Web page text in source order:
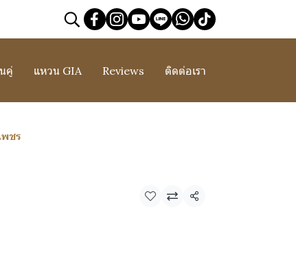
คู่ แหวน GIA Reviews ติดต่อเรา
พชร
แชร์